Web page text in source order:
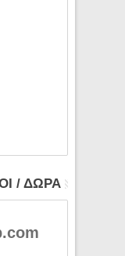
/ ΔΩΡΑ